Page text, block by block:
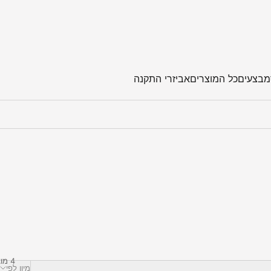
מבצעיםכל המוצריםאביזרי התקנה
מיון לפי
4 מוצרים